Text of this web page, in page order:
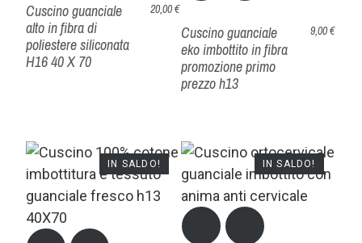
Cuscino guanciale
alto in fibra di
poliestere siliconata
H16 40 X 70
20,00 €
Cuscino guanciale
eko imbottito in fibra
promozione primo
prezzo h13
9,00 €
IN SALDO! IN SALDO!